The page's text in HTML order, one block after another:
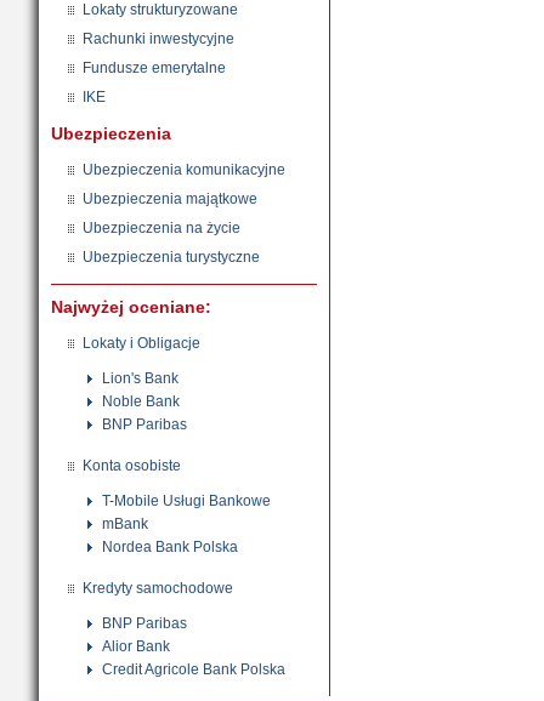
Lokaty strukturyzowane
Rachunki inwestycyjne
Fundusze emerytalne
IKE
Ubezpieczenia
Ubezpieczenia komunikacyjne
Ubezpieczenia majątkowe
Ubezpieczenia na życie
Ubezpieczenia turystyczne
Najwyżej oceniane:
Lokaty i Obligacje
Lion's Bank
Noble Bank
BNP Paribas
Konta osobiste
T-Mobile Usługi Bankowe
mBank
Nordea Bank Polska
Kredyty samochodowe
BNP Paribas
Alior Bank
Credit Agricole Bank Polska